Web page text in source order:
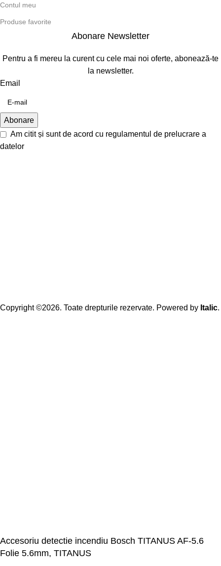
Contul meu
Produse favorite
Abonare Newsletter
Pentru a fi mereu la curent cu cele mai noi oferte, abonează-te
la newsletter.
Email
Am citit și sunt de acord cu regulamentul de prelucrare a
datelor
Copyright ©2026. Toate drepturile rezervate. Powered by Italic.
Accesoriu detectie incendiu Bosch TITANUS AF-5.6
Folie 5.6mm, TITANUS